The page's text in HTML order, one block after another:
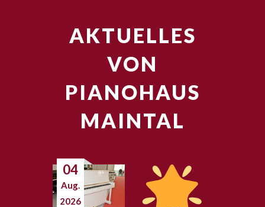
AKTUELLES
VON
PIANOHAUS
MAINTAL
04
Aug.
2026